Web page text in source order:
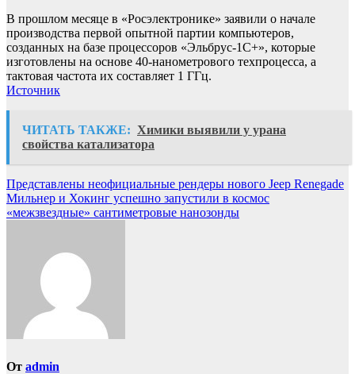
В прошлом месяце в «Росэлектронике» заявили о начале
производства первой опытной партии компьютеров,
созданных на базе процессоров «Эльбрус-1С+», которые
изготовлены на основе 40-нанометрового техпроцесса, а
тактовая частота их составляет 1 ГГц.
Источник
ЧИТАТЬ ТАКЖЕ: Химики выявили у урана
свойства катализатора
Навигация
по
Представлены неофициальные рендеры нового Jeep Renegade
Мильнер и Хокинг успешно запустили в космос
«межзвездные» сантиметровые нанозонды
От admin